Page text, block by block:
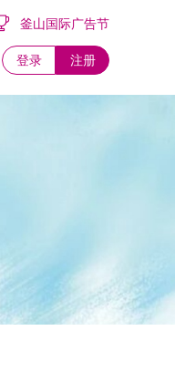
登录 注册
釜山国际广告节